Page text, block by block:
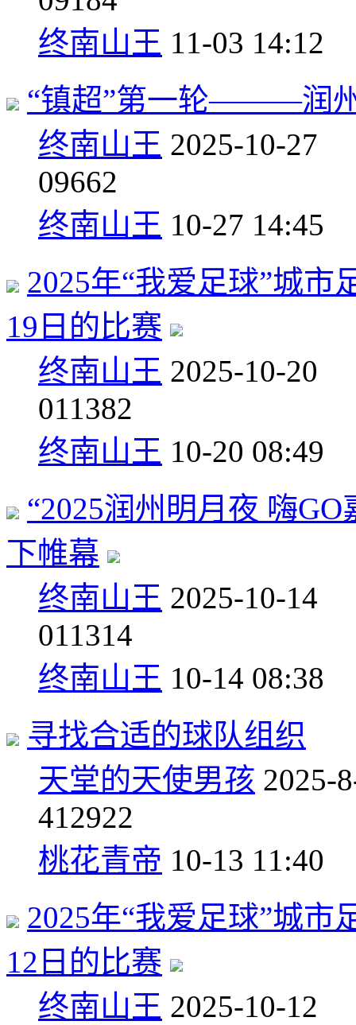
终南山王 11-03 14:12
“镇超”第一轮———润
终南山王 2025-10-27
09662
终南山王 10-27 14:45
2025年“我爱足球”城市
19日的比赛
终南山王 2025-10-20
011382
终南山王 10-20 08:49
“2025润州明月夜 嗨
下帷幕
终南山王 2025-10-14
011314
终南山王 10-14 08:38
寻找合适的球队组织
天堂的天使男孩 2025-
412922
桃花青帝 10-13 11:40
2025年“我爱足球”城市
12日的比赛
终南山王 2025-10-12